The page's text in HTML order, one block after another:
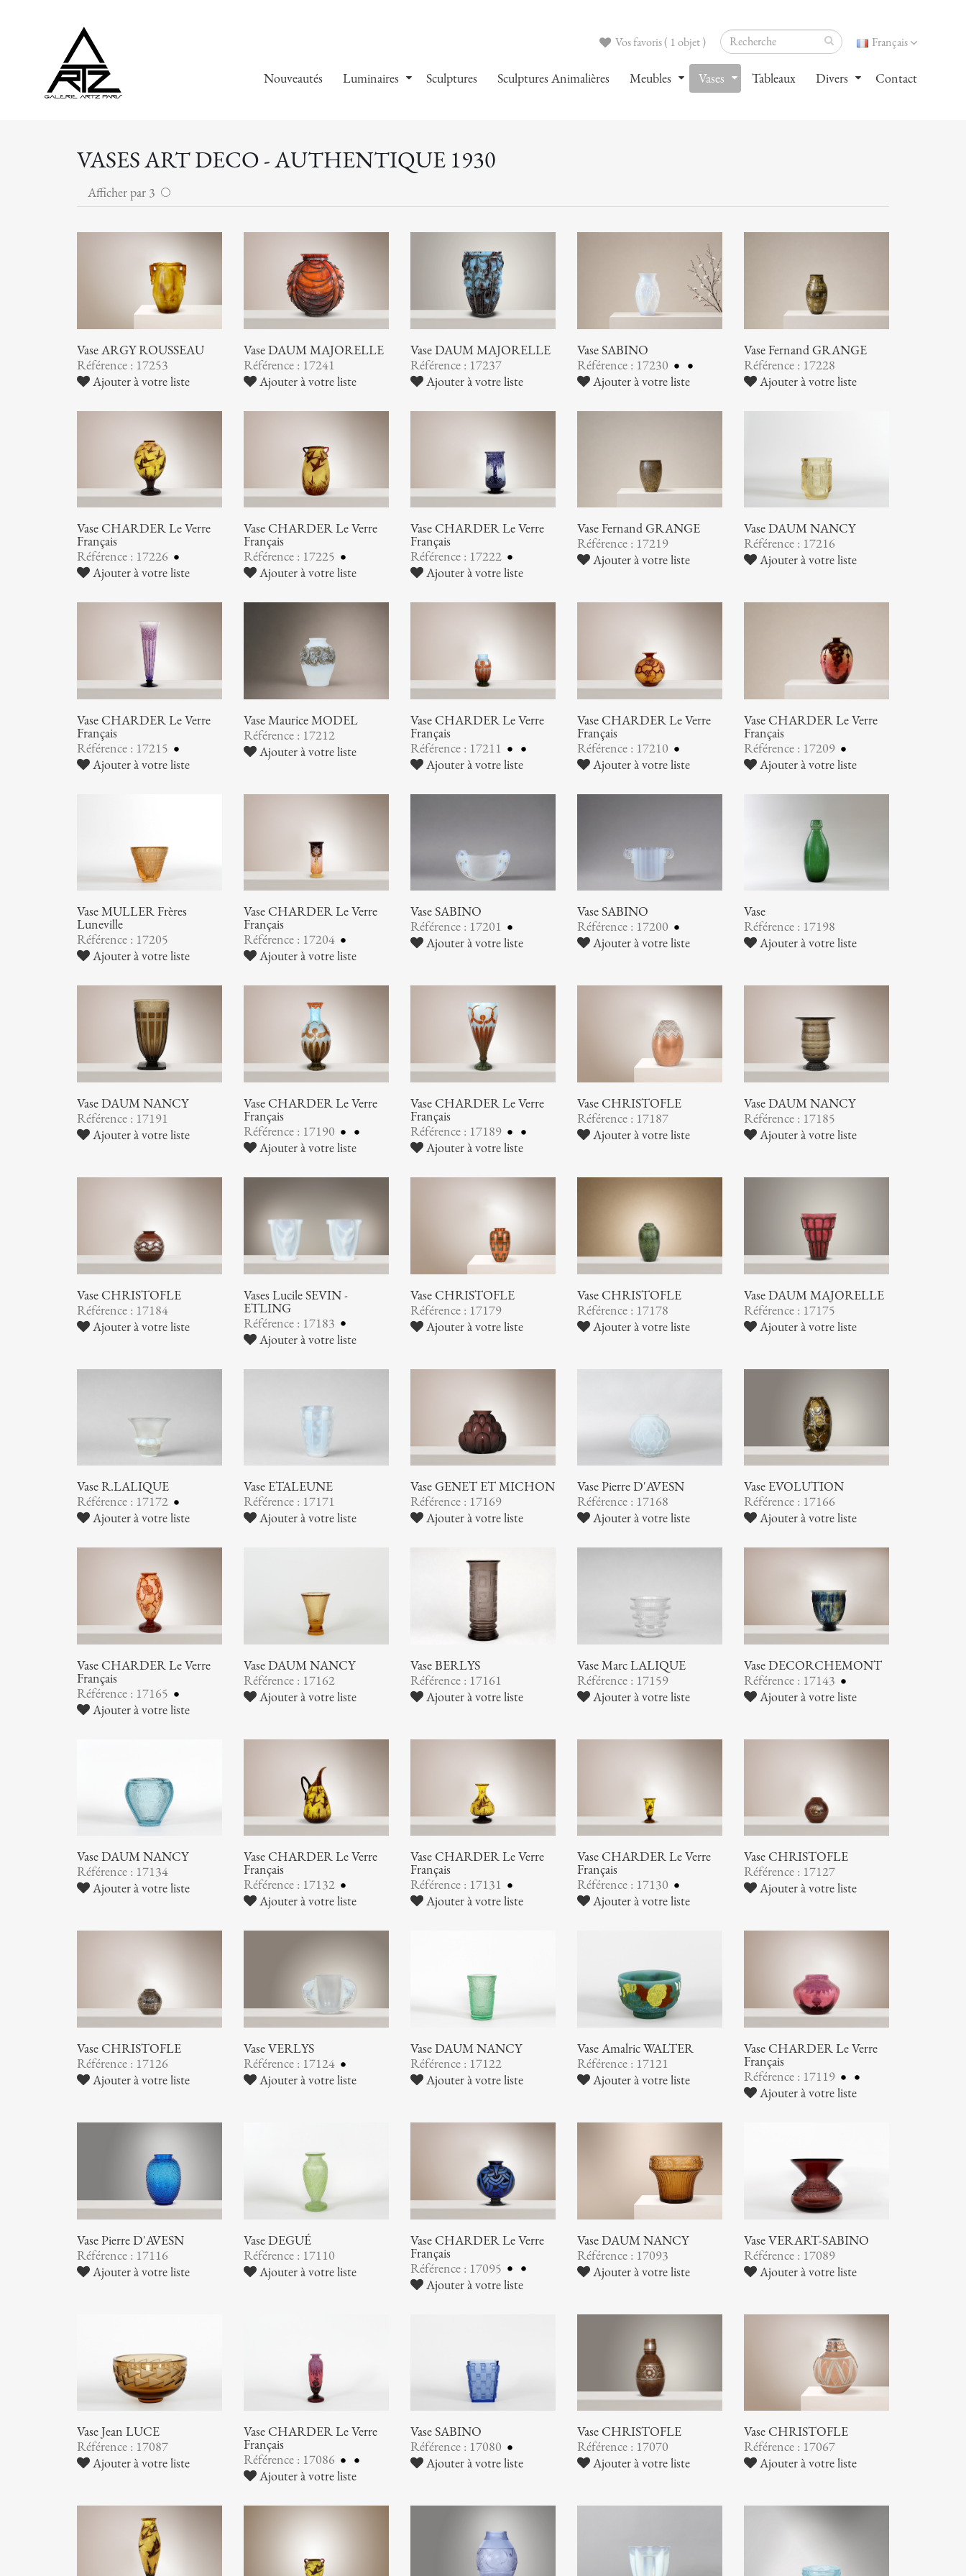
Français
Vos favoris ( 1 objet )
Nouveautés Luminaires Sculptures Sculptures Animalières Meubles Vases Tableaux Divers Contact
VASES ART DECO - AUTHENTIQUE 1930
Afficher par 3
Vase ARGY ROUSSEAU
Référence : 17253
Ajouter à votre liste
Vase DAUM MAJORELLE
Référence : 17241
Ajouter à votre liste
Vase DAUM MAJORELLE
Référence : 17237
Ajouter à votre liste
Vase SABINO
Référence : 17230
Ajouter à votre liste
Vase Fernand GRANGE
Référence : 17228
Ajouter à votre liste
Vase CHARDER Le Verre
Français
Référence : 17226
Ajouter à votre liste
Vase CHARDER Le Verre
Français
Référence : 17225
Ajouter à votre liste
Vase CHARDER Le Verre
Français
Référence : 17222
Ajouter à votre liste
Vase Fernand GRANGE
Référence : 17219
Ajouter à votre liste
Vase DAUM NANCY
Référence : 17216
Ajouter à votre liste
Vase CHARDER Le Verre
Français
Référence : 17215
Ajouter à votre liste
Vase Maurice MODEL
Référence : 17212
Ajouter à votre liste
Vase CHARDER Le Verre
Français
Référence : 17211
Ajouter à votre liste
Vase CHARDER Le Verre
Français
Référence : 17210
Ajouter à votre liste
Vase CHARDER Le Verre
Français
Référence : 17209
Ajouter à votre liste
Vase MULLER Frères
Luneville
Référence : 17205
Ajouter à votre liste
Vase CHARDER Le Verre
Français
Référence : 17204
Ajouter à votre liste
Vase SABINO
Référence : 17201
Ajouter à votre liste
Vase SABINO
Référence : 17200
Ajouter à votre liste
Vase
Référence : 17198
Ajouter à votre liste
Vase DAUM NANCY
Référence : 17191
Ajouter à votre liste
Vase CHARDER Le Verre
Français
Référence : 17190
Ajouter à votre liste
Vase CHARDER Le Verre
Français
Référence : 17189
Ajouter à votre liste
Vase CHRISTOFLE
Référence : 17187
Ajouter à votre liste
Vase DAUM NANCY
Référence : 17185
Ajouter à votre liste
Vase CHRISTOFLE
Référence : 17184
Ajouter à votre liste
Vases Lucile SEVIN -
ETLING
Référence : 17183
Ajouter à votre liste
Vase CHRISTOFLE
Référence : 17179
Ajouter à votre liste
Vase CHRISTOFLE
Référence : 17178
Ajouter à votre liste
Vase DAUM MAJORELLE
Référence : 17175
Ajouter à votre liste
Vase R.LALIQUE
Référence : 17172
Ajouter à votre liste
Vase ETALEUNE
Référence : 17171
Ajouter à votre liste
Vase GENET ET MICHON
Référence : 17169
Ajouter à votre liste
Vase Pierre D'AVESN
Référence : 17168
Ajouter à votre liste
Vase EVOLUTION
Référence : 17166
Ajouter à votre liste
Vase CHARDER Le Verre
Français
Référence : 17165
Ajouter à votre liste
Vase DAUM NANCY
Référence : 17162
Ajouter à votre liste
Vase BERLYS
Référence : 17161
Ajouter à votre liste
Vase Marc LALIQUE
Référence : 17159
Ajouter à votre liste
Vase DECORCHEMONT
Référence : 17143
Ajouter à votre liste
Vase DAUM NANCY
Référence : 17134
Ajouter à votre liste
Vase CHARDER Le Verre
Français
Référence : 17132
Ajouter à votre liste
Vase CHARDER Le Verre
Français
Référence : 17131
Ajouter à votre liste
Vase CHARDER Le Verre
Français
Référence : 17130
Ajouter à votre liste
Vase CHRISTOFLE
Référence : 17127
Ajouter à votre liste
Vase CHRISTOFLE
Référence : 17126
Ajouter à votre liste
Vase VERLYS
Référence : 17124
Ajouter à votre liste
Vase DAUM NANCY
Référence : 17122
Ajouter à votre liste
Vase Amalric WALTER
Référence : 17121
Ajouter à votre liste
Vase CHARDER Le Verre
Français
Référence : 17119
Ajouter à votre liste
Vase Pierre D'AVESN
Référence : 17116
Ajouter à votre liste
Vase DEGUÉ
Référence : 17110
Ajouter à votre liste
Vase CHARDER Le Verre
Français
Référence : 17095
Ajouter à votre liste
Vase DAUM NANCY
Référence : 17093
Ajouter à votre liste
Vase VERART-SABINO
Référence : 17089
Ajouter à votre liste
Vase Jean LUCE
Référence : 17087
Ajouter à votre liste
Vase CHARDER Le Verre
Français
Référence : 17086
Ajouter à votre liste
Vase SABINO
Référence : 17080
Ajouter à votre liste
Vase CHRISTOFLE
Référence : 17070
Ajouter à votre liste
Vase CHRISTOFLE
Référence : 17067
Ajouter à votre liste